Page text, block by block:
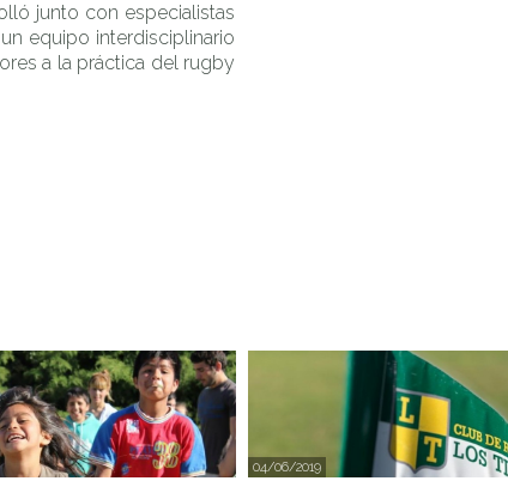
junto con especialistas
equipo interdisciplinario
a la práctica del rugby
04/06/2019